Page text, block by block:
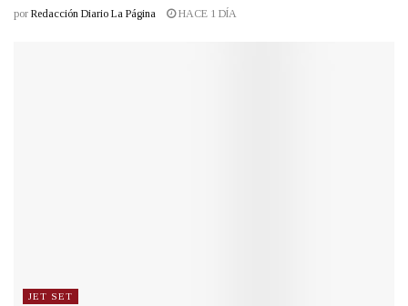
por Redacción Diario La Página HACE 1 DÍA
JET SET